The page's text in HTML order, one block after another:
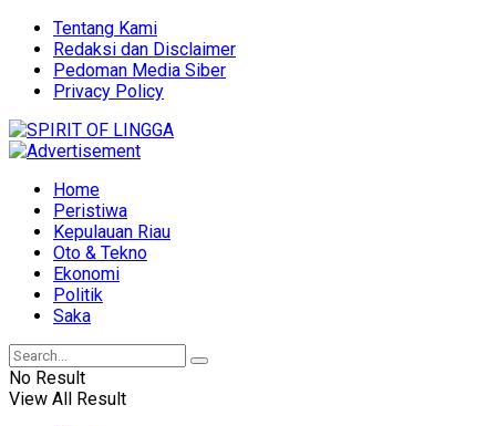
Tentang Kami
Redaksi dan Disclaimer
Pedoman Media Siber
Privacy Policy
Home
Peristiwa
Kepulauan Riau
Oto & Tekno
Ekonomi
Politik
Saka
No Result
View All Result